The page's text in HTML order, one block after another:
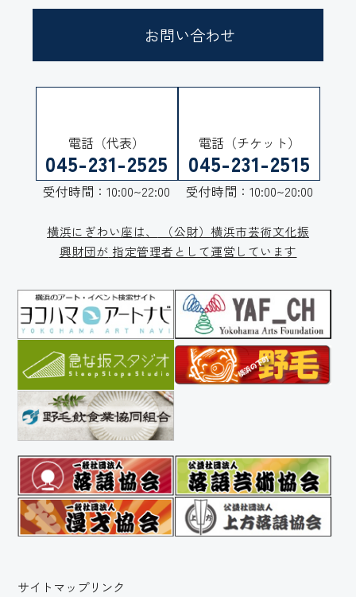
お問い合わせ
電話（代表）
045-231-2525
受付時間：10:00~22:00
電話（チケット）
045-231-2515
受付時間：10:00~20:00
横浜にぎわい座は、
（公財）横浜市芸術文化振
興財団が 指定管理者として運営しています
サイトマップリンク